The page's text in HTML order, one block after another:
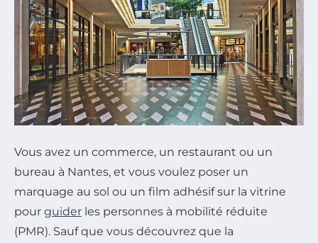
Vous avez un commerce, un restaurant ou un
bureau à Nantes, et vous voulez poser un
marquage au sol ou un film adhésif sur la vitrine
pour guider les personnes à mobilité réduite
(PMR). Sauf que vous découvrez que la